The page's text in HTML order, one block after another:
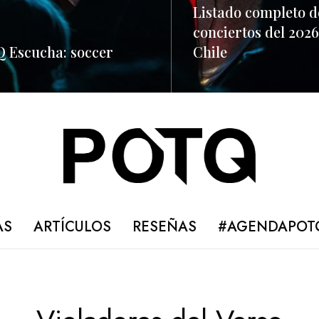
Escucha: soccer
Listado completo
conciertos del
Chile
READ MORE
ARTÍCULOS RESEÑAS